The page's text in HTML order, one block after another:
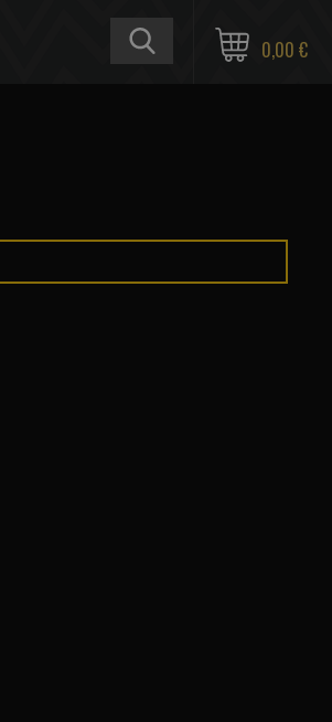
0,00 €